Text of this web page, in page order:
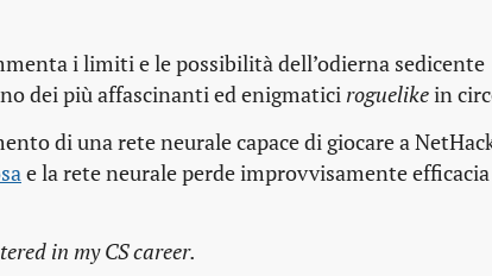
i limiti e le possibilità dell’odierna sedicente
dei più affascinanti ed enigmaticiroguelikein
di una rete neurale capace di giocare a
e la rete neurale perde improvvisamente
in my CS career.